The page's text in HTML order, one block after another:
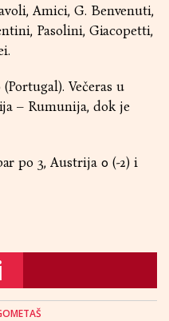
Amici, G. Benvenuti,
Pasolini, Giacopetti,
Večeras u
– Rumunija, dok je
po 3, Austrija 0 (-2) i